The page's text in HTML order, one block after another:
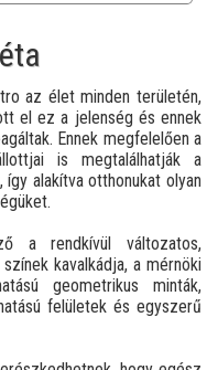
az élet minden területén,
el ez a jelenség és ennek
Ennek megfelelően a
is megtalálhatják a
alakítva otthonukat olyan
a rendkívül változatos,
kavalkádja, a mérnöki
geometrikus minták,
felületek és egyszerű